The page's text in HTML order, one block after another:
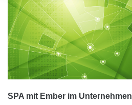
SPA mit Ember im Unternehmen